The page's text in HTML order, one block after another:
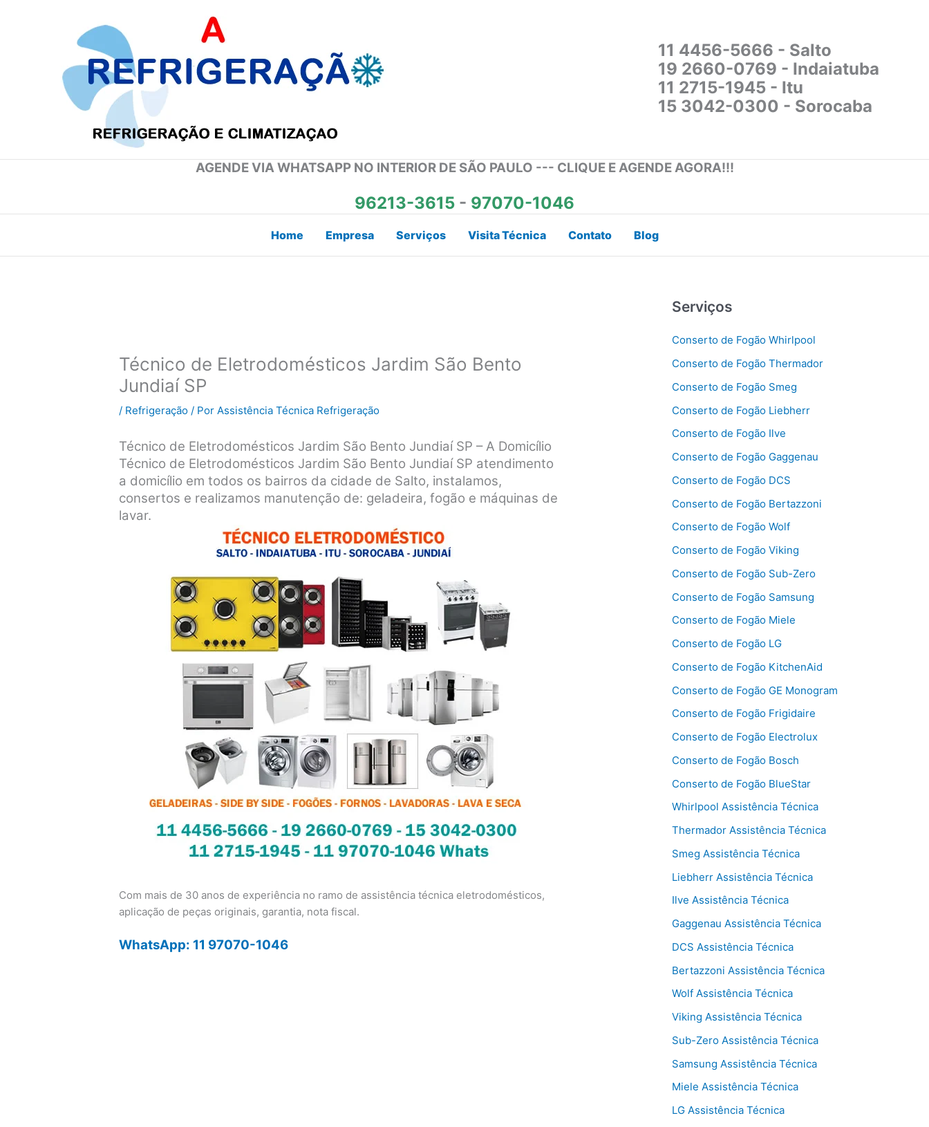
11 4456-5666 - Salto
19 2660-0769 - Indaiatuba
11 2715-1945 - Itu
15 3042-0300 - Sorocaba
AGENDE VIA WHATSAPP NO INTERIOR DE SÃO PAULO --- CLIQUE E AGENDE AGORA!!!
96213-3615 - 97070-1046
Home Empresa Serviços Visita Técnica Contato Blog
Técnico de Eletrodomésticos Jardim São Bento
Jundiaí SP
/ Refrigeração / PorAssistência Técnica Refrigeração
Técnico de Eletrodomésticos Jardim São Bento Jundiaí SP – A Domicílio
Técnico de Eletrodomésticos Jardim São Bento Jundiaí SP atendimento
a domicílio em todos os bairros da cidade de Salto, instalamos,
consertos e realizamos manutenção de: geladeira, fogão e máquinas de
lavar.
Com mais de 30 anos de experiência no ramo de assistência técnica eletrodomésticos,
aplicação de peças originais, garantia, nota fiscal.
WhatsApp: 11 97070-1046
Serviços
Conserto de Fogão Whirlpool
Conserto de Fogão Thermador
Conserto de Fogão Smeg
Conserto de Fogão Liebherr
Conserto de Fogão Ilve
Conserto de Fogão Gaggenau
Conserto de Fogão DCS
Conserto de Fogão Bertazzoni
Conserto de Fogão Wolf
Conserto de Fogão Viking
Conserto de Fogão Sub-Zero
Conserto de Fogão Samsung
Conserto de Fogão Miele
Conserto de Fogão LG
Conserto de Fogão KitchenAid
Conserto de Fogão GE Monogram
Conserto de Fogão Frigidaire
Conserto de Fogão Electrolux
Conserto de Fogão Bosch
Conserto de Fogão BlueStar
Whirlpool Assistência Técnica
Thermador Assistência Técnica
Smeg Assistência Técnica
Liebherr Assistência Técnica
Ilve Assistência Técnica
Gaggenau Assistência Técnica
DCS Assistência Técnica
Bertazzoni Assistência Técnica
Wolf Assistência Técnica
Viking Assistência Técnica
Sub-Zero Assistência Técnica
Samsung Assistência Técnica
Miele Assistência Técnica
LG Assistência Técnica